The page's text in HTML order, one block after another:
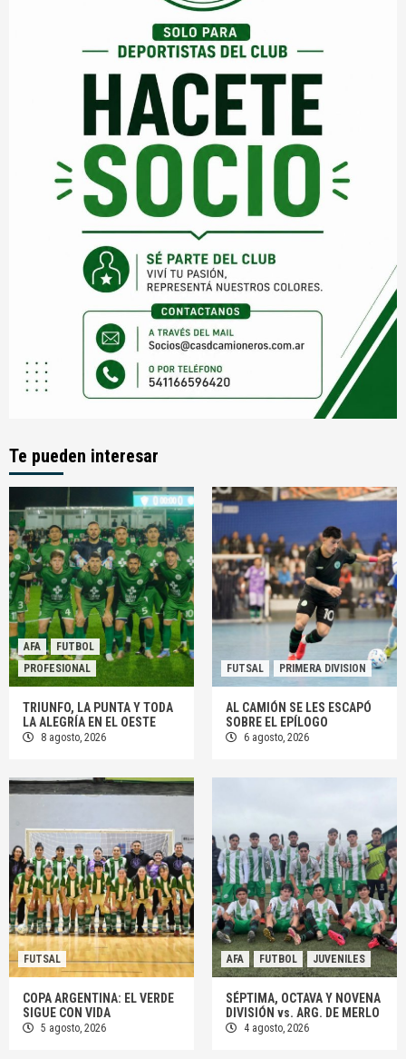
Te pueden interesar
AFA
FUTBOL
PROFESIONAL
TRIUNFO, LA PUNTA Y TODA
LA ALEGRÍA EN EL OESTE
8 agosto, 2026
FUTSAL PRIMERA DIVISION
AL CAMIÓN SE LES ESCAPÓ
SOBRE EL EPÍLOGO
6 agosto, 2026
FUTSAL
COPA ARGENTINA: EL VERDE
SIGUE CON VIDA
5 agosto, 2026
AFA FUTBOL JUVENILES
SÉPTIMA, OCTAVA Y NOVENA
DIVISIÓN vs. ARG. DE MERLO
4 agosto, 2026